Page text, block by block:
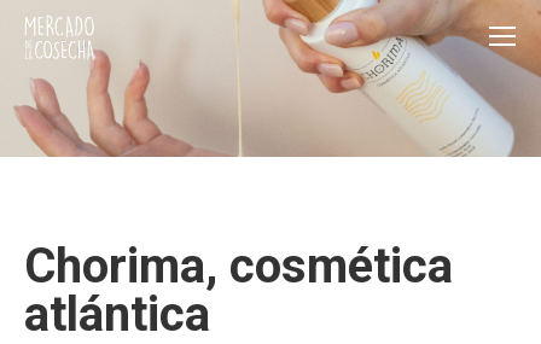
Chorima, cosmética
atlántica